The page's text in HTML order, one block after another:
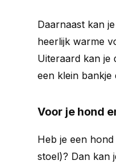
Daarnaast kan
heerlijk warme
Uiteraard kan je
een klein
Voor je hond
Heb je een
stoel)? Dan kan